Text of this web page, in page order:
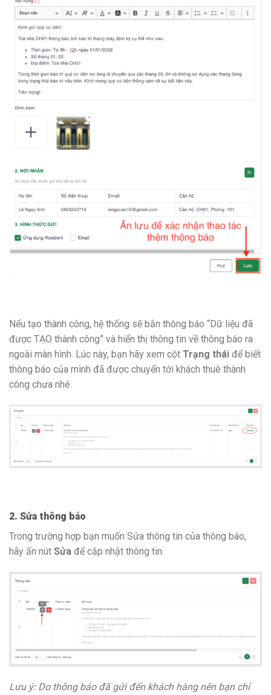
Nếu tạo thành công, hệ thống sẽ bắn thông báo “Dữ liệu đã
được TẠO thành công” và hiển thị thông tin về thông báo ra
ngoài màn hình. Lúc này, bạn hãy xem cột Trạng thái để biết
thông báo của mình đã được chuyển tới khách thuê thành
công chưa nhé.
2. Sửa thông báo
Trong trường hợp bạn muốn Sửa thông tin của thông báo,
hãy ấn nút Sửa để cập nhật thông tin.
Lưu ý: Do thông báo đã gửi đến khách hàng nên bạn chỉ